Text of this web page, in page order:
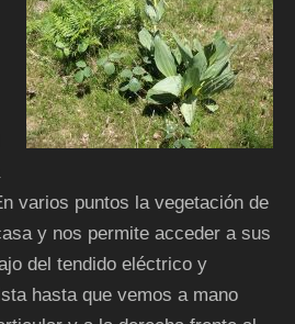
varios puntos la vegetación de
y nos permite acceder a sus
del tendido eléctrico y
hasta que vemos a mano